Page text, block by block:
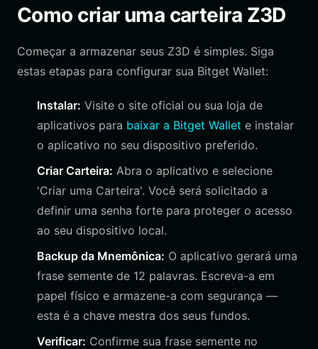
Como criar uma carteira Z3D
Começar a armazenar seus Z3D é simples. Siga
estas etapas para configurar sua Bitget Wallet:
Instalar: Visite o site oficial ou sua loja de
aplicativos para baixar a Bitget Wallet e instalar
o aplicativo no seu dispositivo preferido.
Criar Carteira: Abra o aplicativo e selecione
'Criar uma Carteira'. Você será solicitado a
definir uma senha forte para proteger o acesso
ao seu dispositivo local.
Backup da Mnemônica: O aplicativo gerará uma
frase semente de 12 palavras. Escreva-a em
papel físico e armazene-a com segurança —
esta é a chave mestra dos seus fundos.
Verificar: Confirme sua frase semente no